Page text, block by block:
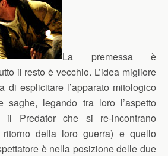
La premessa è
il resto è vecchio. L’idea migliore
di esplicitare l’apparato mitologico
legando tra loro l’aspetto
il Predator che si re-incontrano
ritorno della loro guerra) e quello
è nella posizione delle due